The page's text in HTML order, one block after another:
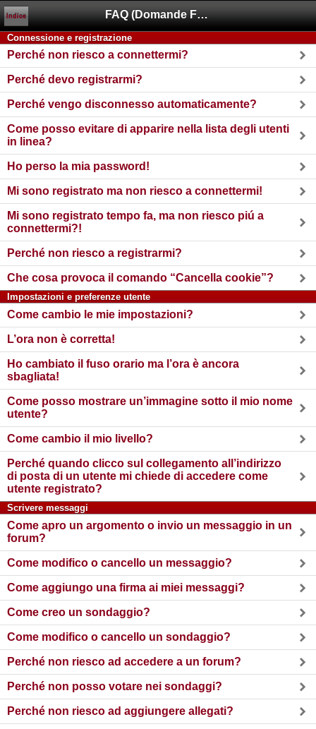
FAQ (Domande Frequenti)
Indice
Connessione e registrazione
Perché non riesco a connettermi?
Perché devo registrarmi?
Perché vengo disconnesso automaticamente?
Come posso evitare di apparire nella lista degli utenti
in linea?
Ho perso la mia password!
Mi sono registrato ma non riesco a connettermi!
Mi sono registrato tempo fa, ma non riesco piú a
connettermi?!
Perché non riesco a registrarmi?
Che cosa provoca il comando “Cancella cookie”?
Impostazioni e preferenze utente
Come cambio le mie impostazioni?
L’ora non è corretta!
Ho cambiato il fuso orario ma l’ora è ancora
sbagliata!
Come posso mostrare un’immagine sotto il mio nome
utente?
Come cambio il mio livello?
Perché quando clicco sul collegamento all’indirizzo
di posta di un utente mi chiede di accedere come
utente registrato?
Scrivere messaggi
Come apro un argomento o invio un messaggio in un
forum?
Come modifico o cancello un messaggio?
Come aggiungo una firma ai miei messaggi?
Come creo un sondaggio?
Come modifico o cancello un sondaggio?
Perché non riesco ad accedere a un forum?
Perché non posso votare nei sondaggi?
Perché non riesco ad aggiungere allegati?